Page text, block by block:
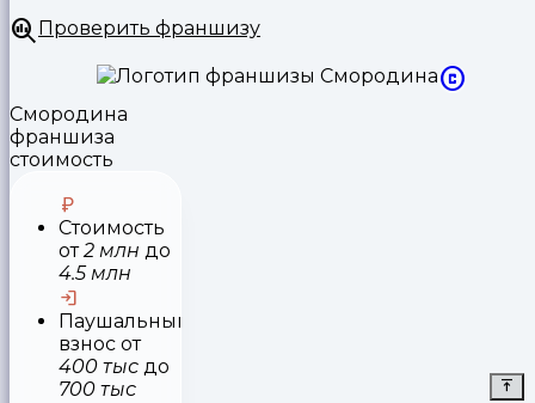
Проверить франшизу
Смородина
франшиза
стоимость
Стоимость
от2 млн до
4.5 млн
Паушальный
взнос от
400 тыс до
700 тыс